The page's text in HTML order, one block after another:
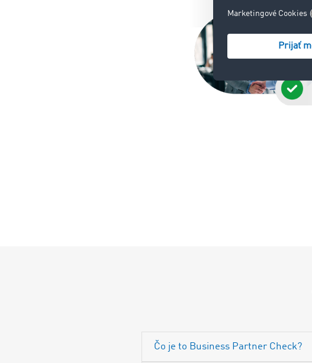
Čo je to Business Partner Check?